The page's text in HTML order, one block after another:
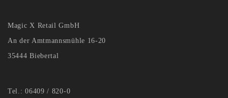
Magic X Retail GmbH
An der Amtmannsmühle 16-20
35444 Biebertal
Tel.: 06409 / 820-0